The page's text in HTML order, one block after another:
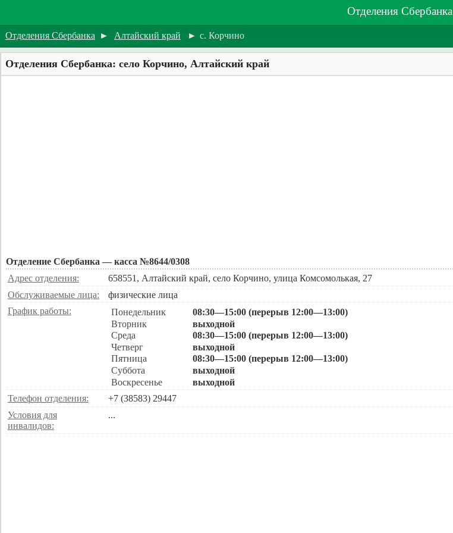
Отделения Сбербанка
Отделения Сбербанка ► Алтайский край ► с. Корчино
Отделения Сбербанка: село Корчино, Алтайский край
Отделение Сбербанка — касса №8644/0308
Адрес отделения:
658551, Алтайский край, село Корчино, улица Комсомолькая, 27
Обслуживаемые лица:
физические лица
График работы:
Понедельник
08:30—15:00 (перерыв 12:00—13:00)
Вторник
выходной
Среда
08:30—15:00 (перерыв 12:00—13:00)
Четверг
выходной
Пятница
08:30—15:00 (перерыв 12:00—13:00)
Суббота
выходной
Воскресенье
выходной
Телефон отделения:
+7 (38583) 29447
Условия для
инвалидов:
...